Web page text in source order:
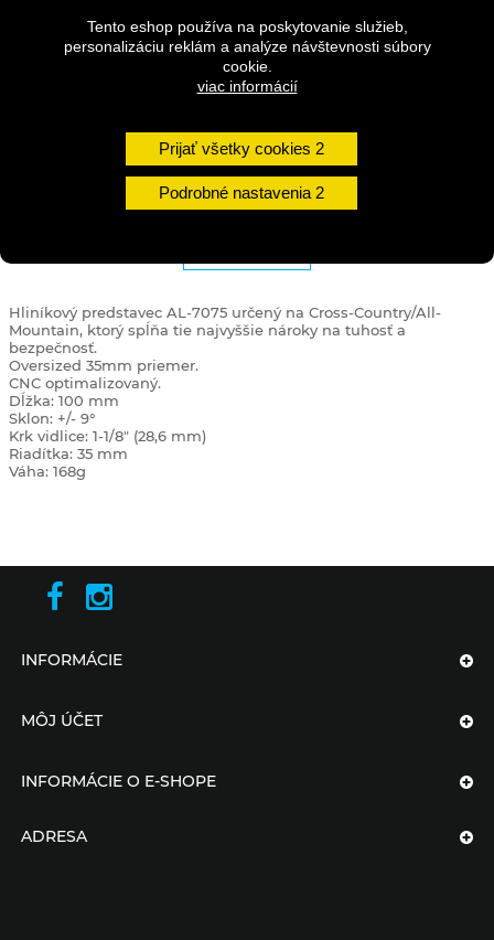
Tento eshop používa na poskytovanie služieb,
personalizáciu reklám a analýze návštevnosti súbory
cookie.
viac informácií
Prijať všetky cookies
Podrobné nastavenia
Množstvo
Hliníkový predstavec AL-7075 určený na Cross-Country/All-
Mountain, ktorý spĺňa tie najvyššie nároky na tuhosť a
bezpečnosť.
Oversized 35mm priemer.
CNC optimalizovaný.
Dĺžka: 100 mm
Sklon: +/- 9°
Krk vidlice: 1-1/8" (28,6 mm)
Riadítka: 35 mm
Váha: 168g
INFORMÁCIE
MÔJ ÚČET
INFORMÁCIE O E-SHOPE
ADRESA